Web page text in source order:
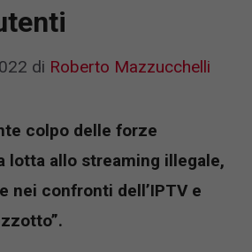
di Roberto Mazzucchelli
colpo delle forze
lotta allo streaming illegale,
nei confronti dell’IPTV e